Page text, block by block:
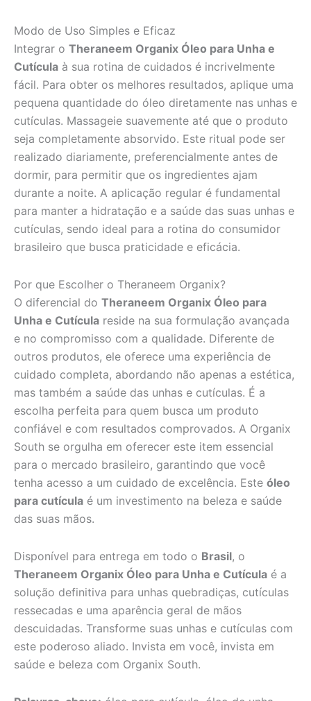
Modo de Uso Simples e Eficaz
Integrar o Theraneem Organix Óleo para Unha e
Cutícula à sua rotina de cuidados é incrivelmente
fácil. Para obter os melhores resultados, aplique uma
pequena quantidade do óleo diretamente nas unhas e
cutículas. Massageie suavemente até que o produto
seja completamente absorvido. Este ritual pode ser
realizado diariamente, preferencialmente antes de
dormir, para permitir que os ingredientes ajam
durante a noite. A aplicação regular é fundamental
para manter a hidratação e a saúde das suas unhas e
cutículas, sendo ideal para a rotina do consumidor
brasileiro que busca praticidade e eficácia.
Por que Escolher o Theraneem Organix?
O diferencial do Theraneem Organix Óleo para
Unha e Cutícula reside na sua formulação avançada
e no compromisso com a qualidade. Diferente de
outros produtos, ele oferece uma experiência de
cuidado completa, abordando não apenas a estética,
mas também a saúde das unhas e cutículas. É a
escolha perfeita para quem busca um produto
confiável e com resultados comprovados. A Organix
South se orgulha em oferecer este item essencial
para o mercado brasileiro, garantindo que você
tenha acesso a um cuidado de excelência. Este óleo
para cutícula é um investimento na beleza e saúde
das suas mãos.
Disponível para entrega em todo o Brasil, o
Theraneem Organix Óleo para Unha e Cutícula é a
solução definitiva para unhas quebradiças, cutículas
ressecadas e uma aparência geral de mãos
descuidadas. Transforme suas unhas e cutículas com
este poderoso aliado. Invista em você, invista em
saúde e beleza com Organix South.